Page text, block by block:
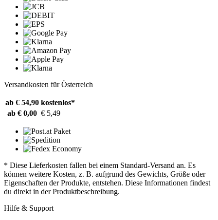
Versandkosten für Österreich
ab € 54,90 kostenlos*
ab € 0,00 € 5,49
* Diese Lieferkosten fallen bei einem Standard-Versand an. Es
können weitere Kosten, z. B. aufgrund des Gewichts, Größe oder
Eigenschaften der Produkte, entstehen. Diese Informationen findest
du direkt in der Produktbeschreibung.
Hilfe & Support